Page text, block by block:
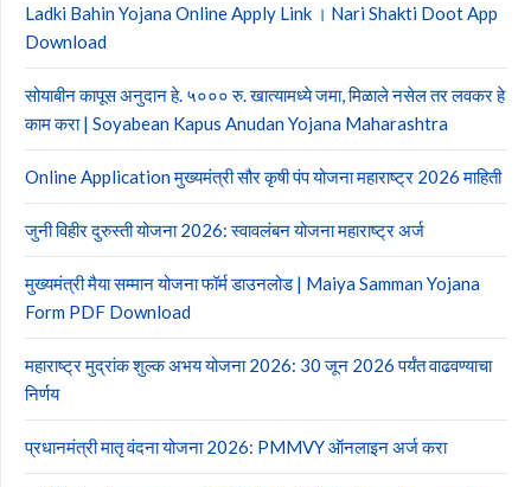
Ladki Bahin Yojana Online Apply Link । Nari Shakti Doot App
Download
सोयाबीन कापूस अनुदान हे. ५००० रु. खात्यामध्ये जमा, मिळाले नसेल तर लवकर हे
काम करा | Soyabean Kapus Anudan Yojana Maharashtra
Online Application मुख्यमंत्री सौर कृषी पंप योजना महाराष्ट्र 2026 माहिती
जुनी विहीर दुरुस्ती योजना 2026: स्वावलंबन योजना महाराष्ट्र अर्ज
मुख्यमंत्री मैया सम्मान योजना फॉर्म डाउनलोड | Maiya Samman Yojana
Form PDF Download
महाराष्ट्र मुद्रांक शुल्क अभय योजना 2026: 30 जून 2026 पर्यंत वाढवण्याचा
निर्णय
प्रधानमंत्री मातृ वंदना योजना 2026: PMMVY ऑनलाइन अर्ज करा